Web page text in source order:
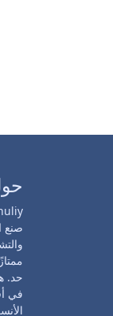
صنع
حد.
في